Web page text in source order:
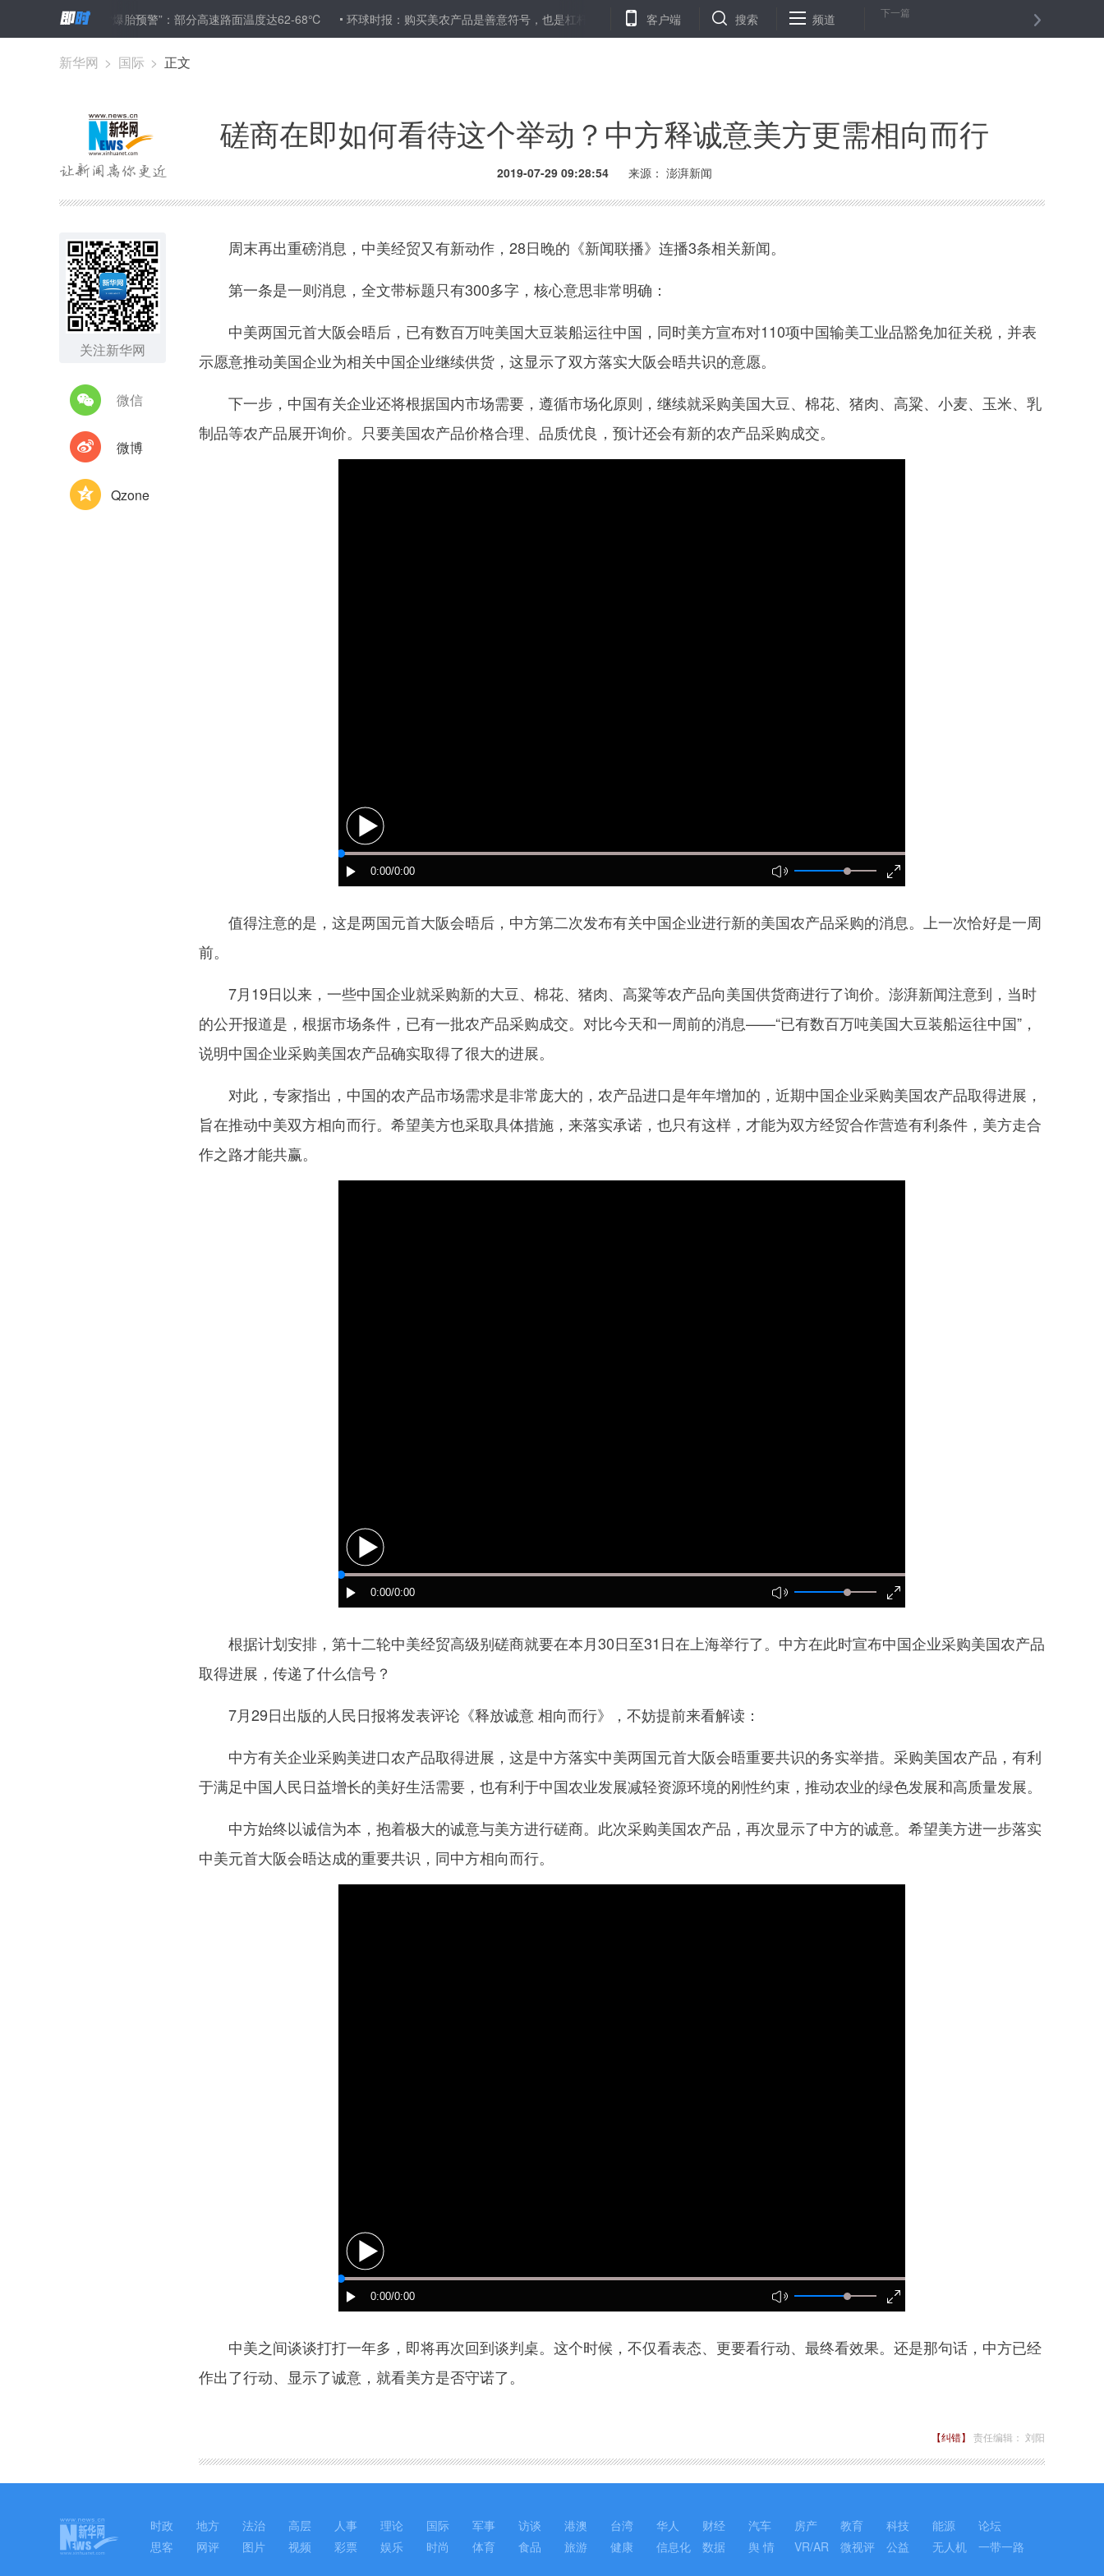
南京发“爆胎预警”：部分高速路面温度达62-68℃ 环球时报：购买美农产品是善意符号，也是杠杆 特殊的作业：大学生暑假作业抓100个科以上昆虫 “红头文件”附英文版，凸显改善营商环境诚意
客户端 搜索 频道 下一篇
新华网 > 国际 > 正文
磋商在即如何看待这个举动？中方释诚意美方更需相向而行
2019-07-29 09:28:54 来源： 澎湃新闻
关注新华网
微信
微博
Qzone
周末再出重磅消息，中美经贸又有新动作，28日晚的《新闻联播》连播3条相关新闻。
第一条是一则消息，全文带标题只有300多字，核心意思非常明确：
中美两国元首大阪会晤后，已有数百万吨美国大豆装船运往中国，同时美方宣布对110项中国输美工业品豁免加征关税，并表
示愿意推动美国企业为相关中国企业继续供货，这显示了双方落实大阪会晤共识的意愿。
下一步，中国有关企业还将根据国内市场需要，遵循市场化原则，继续就采购美国大豆、棉花、猪肉、高粱、小麦、玉米、乳
制品等农产品展开询价。只要美国农产品价格合理、品质优良，预计还会有新的农产品采购成交。
值得注意的是，这是两国元首大阪会晤后，中方第二次发布有关中国企业进行新的美国农产品采购的消息。上一次恰好是一周
前。
7月19日以来，一些中国企业就采购新的大豆、棉花、猪肉、高粱等农产品向美国供货商进行了询价。澎湃新闻注意到，当时
的公开报道是，根据市场条件，已有一批农产品采购成交。对比今天和一周前的消息——“已有数百万吨美国大豆装船运往中国”，
说明中国企业采购美国农产品确实取得了很大的进展。
对此，专家指出，中国的农产品市场需求是非常庞大的，农产品进口是年年增加的，近期中国企业采购美国农产品取得进展，
旨在推动中美双方相向而行。希望美方也采取具体措施，来落实承诺，也只有这样，才能为双方经贸合作营造有利条件，美方走合
作之路才能共赢。
根据计划安排，第十二轮中美经贸高级别磋商就要在本月30日至31日在上海举行了。中方在此时宣布中国企业采购美国农产品
取得进展，传递了什么信号？
7月29日出版的人民日报将发表评论《释放诚意 相向而行》，不妨提前来看解读：
中方有关企业采购美进口农产品取得进展，这是中方落实中美两国元首大阪会晤重要共识的务实举措。采购美国农产品，有利
于满足中国人民日益增长的美好生活需要，也有利于中国农业发展减轻资源环境的刚性约束，推动农业的绿色发展和高质量发展。
中方始终以诚信为本，抱着极大的诚意与美方进行磋商。此次采购美国农产品，再次显示了中方的诚意。希望美方进一步落实
中美元首大阪会晤达成的重要共识，同中方相向而行。
中美之间谈谈打打一年多，即将再次回到谈判桌。这个时候，不仅看表态、更要看行动、最终看效果。还是那句话，中方已经
作出了行动、显示了诚意，就看美方是否守诺了。
【纠错】 责任编辑： 刘阳
时政 地方 法治 高层 人事 理论 国际 军事 访谈 港澳 台湾 华人 财经 汽车 房产 教育 科技 能源
论坛
思客
网评 图片 视频 彩票 娱乐 时尚 体育 食品 旅游 健康 信息化 数据 舆 情 VR/AR 微视评 公益 无人机 一带一路